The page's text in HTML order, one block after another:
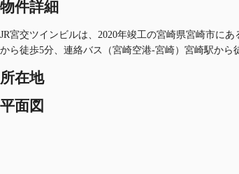
物件詳細
JR宮交ツインビルは、2020年竣工の宮崎県宮崎市に
から徒歩5分、連絡バス（宮崎空港-宮崎）宮崎駅から
所在地
平面図